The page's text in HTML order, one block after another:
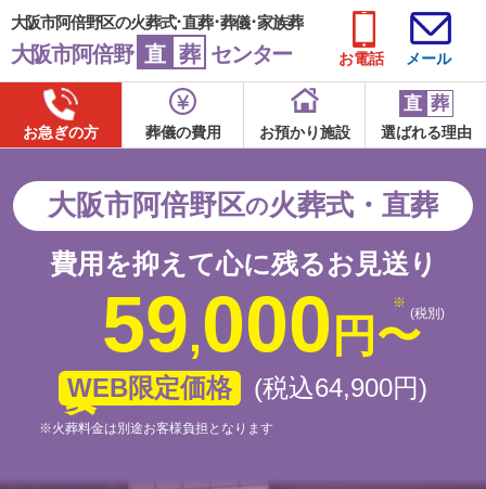
大阪市阿倍野区の火葬式･直葬･葬儀･家族葬
大阪市阿倍野 直 葬 センター お電話 メール
お急ぎの方 葬儀の費用 お預かり施設
直 葬
選ばれる理由
大阪市阿倍野区の火葬式・直葬
費用を抑えて心に残るお見送り
59,000 円〜(税別)
WEB限定価格 (税込64,900円)
※火葬料金は別途お客様負担となります